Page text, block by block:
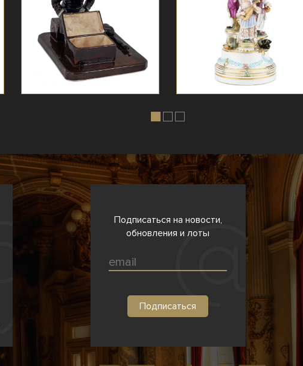
Подписаться на новости,
обновления и лоты